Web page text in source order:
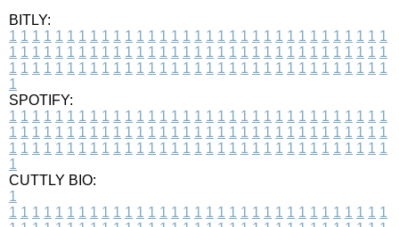
BITLY:
1 1 1 1 1 1 1 1 1 1 1 1 1 1 1 1 1 1 1 1 1 1 1 1 1 1 1 1 1 1 1 1 1
1 1 1 1 1 1 1 1 1 1 1 1 1 1 1 1 1 1 1 1 1 1 1 1 1 1 1 1 1 1 1 1 1
1 1 1 1 1 1 1 1 1 1 1 1 1 1 1 1 1 1 1 1 1 1 1 1 1 1 1 1 1 1 1 1 1
1
SPOTIFY:
1 1 1 1 1 1 1 1 1 1 1 1 1 1 1 1 1 1 1 1 1 1 1 1 1 1 1 1 1 1 1 1 1
1 1 1 1 1 1 1 1 1 1 1 1 1 1 1 1 1 1 1 1 1 1 1 1 1 1 1 1 1 1 1 1 1
1 1 1 1 1 1 1 1 1 1 1 1 1 1 1 1 1 1 1 1 1 1 1 1 1 1 1 1 1 1 1 1 1
1
CUTTLY BIO:
1
1 1 1 1 1 1 1 1 1 1 1 1 1 1 1 1 1 1 1 1 1 1 1 1 1 1 1 1 1 1 1 1 1